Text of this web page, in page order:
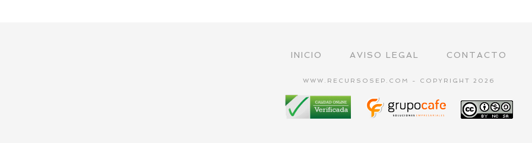
INICIO AVISO LEGAL CONTACTO
WWW.RECURSOSEP.COM - COPYRIGHT 2026